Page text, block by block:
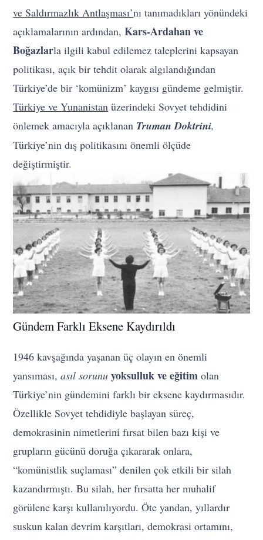
ve Saldırmazlık Antlaşması’nı tanımadıkları yönündeki
açıklamalarının ardından,Kars-Ardahan ve
Boğazlarla ilgili kabul edilemez taleplerini kapsayan
politikası, açık bir tehdit olarak algılandığından
Türkiye’de bir ‘komünizm’ kaygısı gündeme gelmiştir.
Türkiye ve Yunanistan üzerindeki Sovyet tehdidini
önlemek amacıyla açıklanan Truman Doktrini,
Türkiye’nin dış politikasını önemli ölçüde
değiştirmiştir.
Gündem Farklı Eksene Kaydırıldı
1946 kavşağında yaşanan üç olayın en önemli
yansıması,asıl sorunu yoksulluk ve eğitim olan
Türkiye’nin gündemini farklı bir eksene kaydırmasıdır.
Özellikle Sovyet tehdidiyle başlayan süreç,
demokrasinin nimetlerini fırsat bilen bazı kişi ve
grupların gücünü doruğa çıkararak onlara,
“komünistlik suçlaması” denilen çok etkili bir silah
kazandırmıştı. Bu silah, her fırsatta her muhalif
görülene karşı kullanılıyordu. Öte yandan, yıllardır
suskun kalan devrim karşıtları, demokrasi ortamını,